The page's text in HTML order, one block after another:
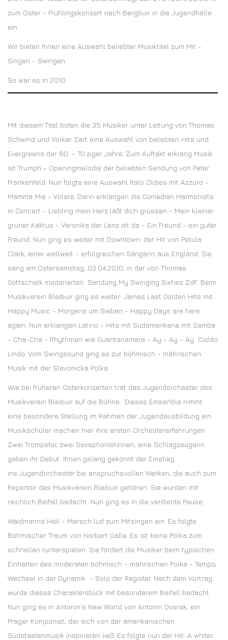
zum Oster - Frühlingskonzert nach Bergbuir in die Jugendhalle
ein.
Wir bieten Ihnen eine Auswahl beliebter Musiktitel zum Mit -
Singen - Swingen.
So war es in 2010
Mit diesem Titel boten die 35 Musiker unter Leitung von Thomas
Schwind und Volker Zart eine Auswahl von beliebten Hits und
Evergreens der 60. - 70.ziger Jahre. Zum Auftakt erklang Musik
ist Trumph - Openingmelodie der beliebten Sendung von Peter
Frankenfeld. Nun folgte eine Auswahl Italo Oldies mit Azzuro -
Mamma Mia - Volare. Dann erklangen die Comedian Harmonists
in Concert - Liebling mein Herz läßt dich grüssen - Mein kleiner
grüner Kaktus - Veronika der Lenz ist da - Ein Freund - ein guter
Freund. Nun ging es weiter mit Downtown. der Hit von Petula
Clark, einer weltweit - erfolgreichen Sängerin aus England. Sie
sang am Ostersamstag, 03.04.2010, in der von Thomas
Gottschalk moderierten Sendung My Swinging Sixties ZdF. Beim
Musikverein Bleibuir ging es weiter: James Last Golden Hits mit
Happy Music - Morgens um Sieben - Happy Days are here
again. Nun erklangen Latino - Hits mit Südamerikana mit Samba
- Cha-Cha - Rhythmen wie Guantanamera - Ay - Ay - Ay Ciolito
Lindo. Vom Swingsound ging es zur böhmisch - mährischen
Musik mit der Slavonicka Polka.
Wie bei früheren Osterkonzerten trat das Jugendorchester des
Musikverein Bleibuir auf die Bühne. Dieses Emsenble nimmt
eine besondere Stellung im Rahmen der Jugendausbildung ein.
Musikschüler machen hier ihre ersten Orchestererfahrungen.
Zwei Trompeter, zwei Saxephonistinnen, eine Schlagzeugerin
gaben ihr Debut. Ihnen gelang gekonnt der Einstieg
ins Jugendorchester bei anspruchsvollen Werken, die auch zum
Repertoir des Musikverein Bleibuir gehören. Sie wurden mit
reichlich Beifall bedacht. Nun ging es in die verdiente Pause.
Waidmanns Heil - Marsch lud zum Mitsingen ein. Es folgte
Böhmischer Traum von Norbert Gälle. Es ist keine Polka zum
schnellen runterspielen. Sie fordert die Musiker beim typischen
Einhalten des moderaten böhmisch - mährischen Polka - Tempo,
Wechsel in der Dynamik - Solo der Register. Nach dem Vortrag
wurde dieses Charakterstück mit besonderem Beifall bedacht.
Nun ging es in Antonin`s New World von Antonin Dvorak, ein
Prager Komponist, der sich von der amerikanischen
Südstaatenmusik inspirieren ließ. Es folgte nun der Hit: A whiter